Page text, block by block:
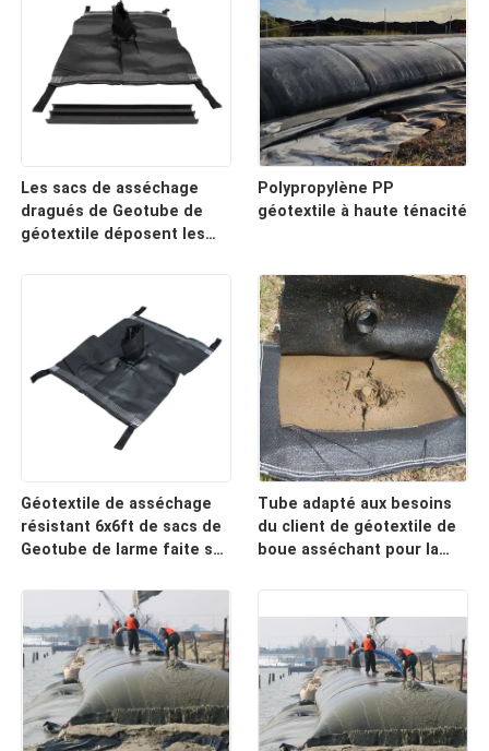
le renforcement des murs
de soutènement
renforcement du sol
paysager
Les sacs de asséchage
dragués de Geotube de
géotextile déposent les
Polypropylène PP
géotextile à haute ténacité
Géotextile de asséchage
résistant 6x6ft de sacs de
Geotube de larme faite sur
Tube adapté aux besoins
du client de géotextile de
boue asséchant pour la